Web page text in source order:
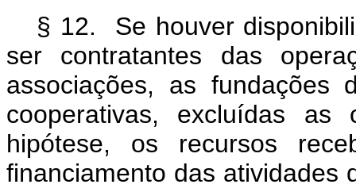
§ 12. Se houver
ser contratantes das
associações, as fundações
cooperativas, excluídas
hipótese, os recursos
financiamento das